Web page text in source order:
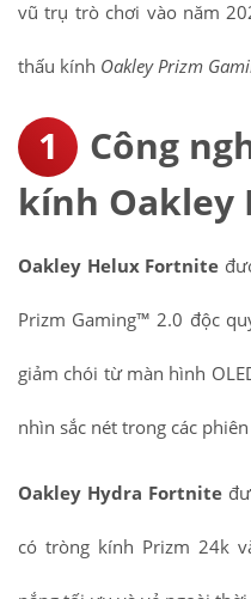
vũ trụ trò chơi vào năm
thấu kính Oakley Prizm
Công
kính Oakley
Oakley Helux Fortnite
Prizm Gaming™ 2.0 độc
giảm chói từ màn hình
nhìn sắc nét trong các
Oakley Hydra Fortnite
có tròng kính Prizm 24k